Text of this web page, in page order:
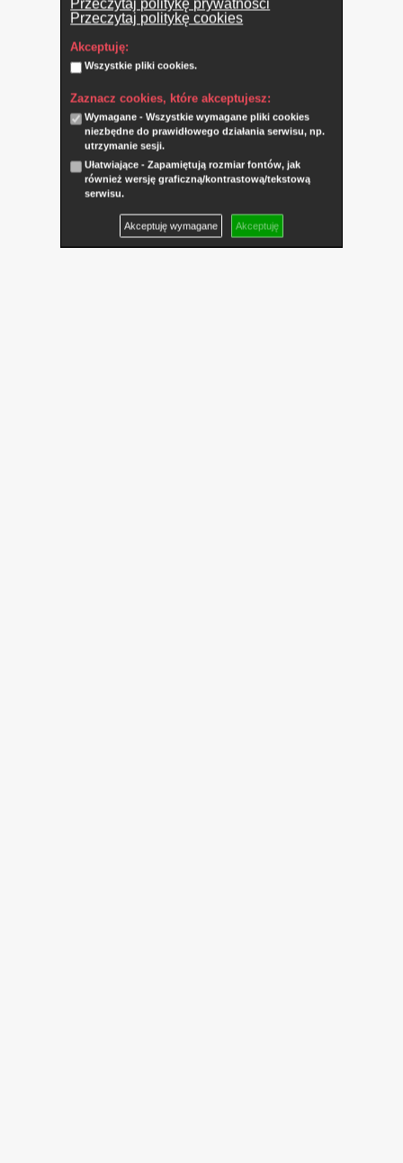
Przeczytaj politykę prywatności
Przeczytaj politykę cookies
Akceptuję:
Wszystkie pliki cookies.
Zaznacz cookies, które akceptujesz:
Wymagane - Wszystkie wymagane pliki cookies
niezbędne do prawidłowego działania serwisu, np.
utrzymanie sesji.
Ułatwiające - Zapamiętują rozmiar fontów, jak
również wersję graficzną/kontrastową/tekstową
serwisu.
Akceptuję wymagane Akceptuję